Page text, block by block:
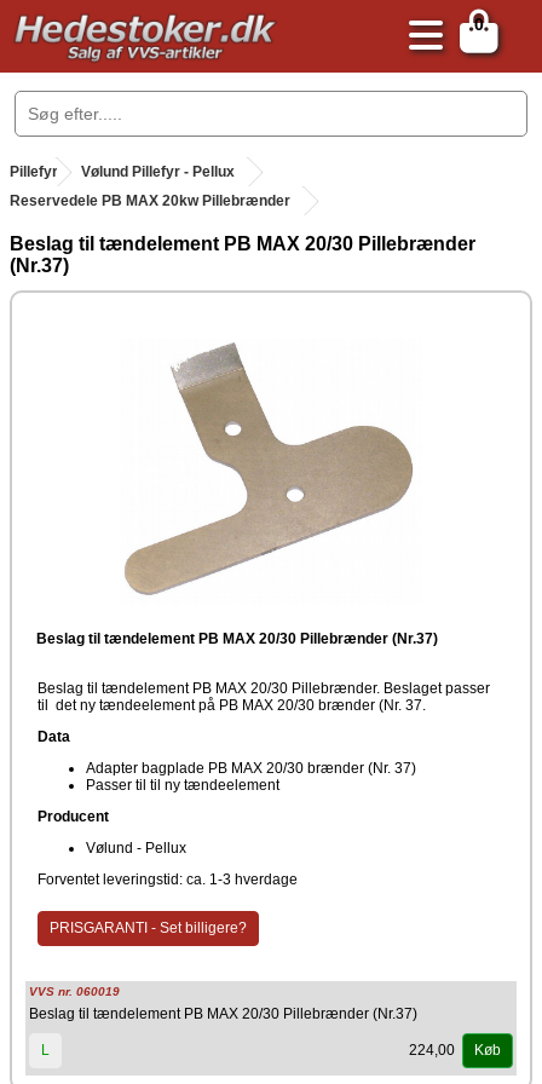
0
.
Pillefyr . Vølund Pillefyr - Pellux
Reservedele PB MAX 20kw Pillebrænder
Beslag til tændelement PB MAX 20/30 Pillebrænder
(Nr.37)
Beslag til tændelement PB MAX 20/30 Pillebrænder (Nr.37)
Beslag til tændelement PB MAX 20/30 Pillebrænder. Beslaget passer
til det ny tændeelement på PB MAX 20/30 brænder (Nr. 37.
Data
Adapter bagplade PB MAX 20/30 brænder (Nr. 37)
Passer til til ny tændeelement
Producent
Vølund - Pellux
Forventet leveringstid: ca. 1-3 hverdage
PRISGARANTI - Set billigere?
VVS nr. 060019
Beslag til tændelement PB MAX 20/30 Pillebrænder (Nr.37)
L 224,00 Køb